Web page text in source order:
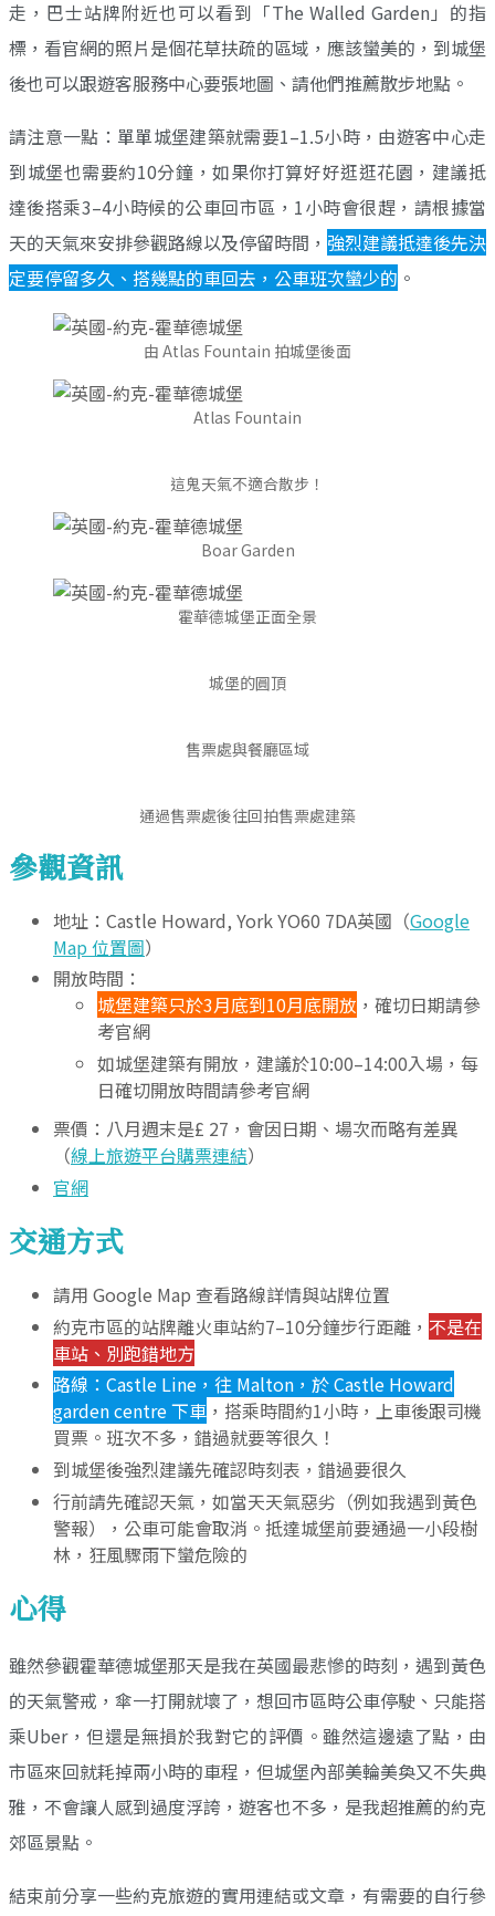
走，巴士站牌附近也可以看到「The Walled Garden」的指
標，看官網的照片是個花草扶疏的區域，應該蠻美的，到城堡
後也可以跟遊客服務中心要張地圖、請他們推薦散步地點。
請注意一點：單單城堡建築就需要1–1.5小時，由遊客中心走
到城堡也需要約10分鐘，如果你打算好好逛逛花園，建議抵
達後搭乘3–4小時候的公車回市區，1小時會很趕，請根據當
天的天氣來安排參觀路線以及停留時間， 強烈建議抵達後先決
定要停留多久、搭幾點的車回去，公車班次蠻少的 。
由 Atlas Fountain 拍城堡後面
Atlas Fountain
這鬼天氣不適合散步！
Boar Garden
霍華德城堡正面全景
城堡的圓頂
售票處與餐廳區域
通過售票處後往回拍售票處建築
參觀資訊
地址：Castle Howard, York YO60 7DA英國（Google
Map 位置圖）
開放時間：
城堡建築只於3月底到10月底開放 ，確切日期請參
考官網
如城堡建築有開放，建議於10:00–14:00入場，每
日確切開放時間請參考官網
票價：八月週末是£ 27，會因日期、場次而略有差異
（線上旅遊平台購票連結）
官網
交通方式
請用 Google Map 查看路線詳情與站牌位置
約克市區的站牌離火車站約7–10分鐘步行距離， 不是在
車站、別跑錯地方
路線：Castle Line，往 Malton，於 Castle Howard
garden centre 下車 ，搭乘時間約1小時，上車後跟司機
買票。班次不多，錯過就要等很久！
到城堡後強烈建議先確認時刻表，錯過要很久
行前請先確認天氣，如當天天氣惡劣（例如我遇到黃色
警報），公車可能會取消。抵達城堡前要通過一小段樹
林，狂風驟雨下蠻危險的
心得
雖然參觀霍華德城堡那天是我在英國最悲慘的時刻，遇到黃色
的天氣警戒，傘一打開就壞了，想回市區時公車停駛、只能搭
乘Uber，但還是無損於我對它的評價。雖然這邊遠了點，由
市區來回就耗掉兩小時的車程，但城堡內部美輪美奐又不失典
雅，不會讓人感到過度浮誇，遊客也不多，是我超推薦的約克
郊區景點。
結束前分享一些約克旅遊的實用連結或文章，有需要的自行參